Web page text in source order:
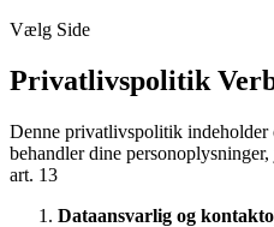
Vælg Side
Privatlivspolitik
Denne privatlivspolitik
behandler dine
art. 13
Dataansvarlig og